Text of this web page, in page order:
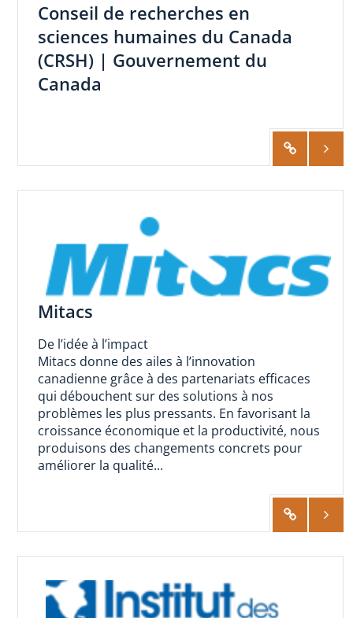
Conseil de recherches en
sciences humaines du Canada
(CRSH) | Gouvernement du
Canada
Mitacs
De l’idée à l’impact
Mitacs donne des ailes à l’innovation
canadienne grâce à des partenariats efficaces
qui débouchent sur des solutions à nos
problèmes les plus pressants. En favorisant la
croissance économique et la productivité, nous
produisons des changements concrets pour
améliorer la qualité...